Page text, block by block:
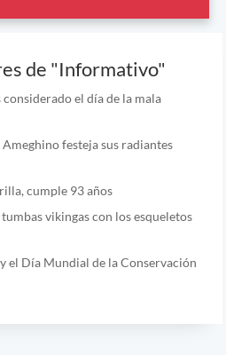
de "Informativo"
el día de la mala
festeja sus radiantes
cumple 93 años
vikingas con los esqueletos
el Día Mundial de la Conservación